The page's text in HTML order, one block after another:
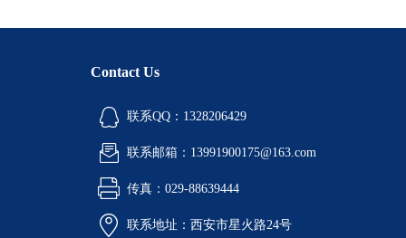
Contact Us
联系QQ：1328206429
联系邮箱：13991900175@163.com
传真：029-88639444
联系地址：西安市星火路24号